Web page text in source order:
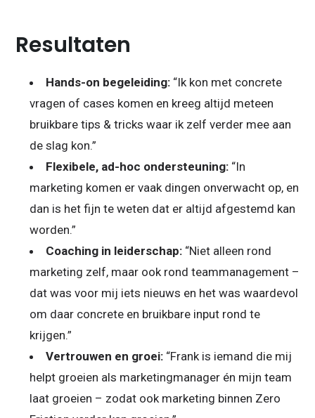
Resultaten
Hands-on begeleiding: “Ik kon met concrete
vragen of cases komen en kreeg altijd meteen
bruikbare tips & tricks waar ik zelf verder mee aan
de slag kon.”
Flexibele, ad-hoc ondersteuning: “In
marketing komen er vaak dingen onverwacht op, en
dan is het fijn te weten dat er altijd afgestemd kan
worden.”
Coaching in leiderschap: “Niet alleen rond
marketing zelf, maar ook rond teammanagement –
dat was voor mij iets nieuws en het was waardevol
om daar concrete en bruikbare input rond te
krijgen.”
Vertrouwen en groei: “Frank is iemand die mij
helpt groeien als marketingmanager én mijn team
laat groeien – zodat ook marketing binnen Zero